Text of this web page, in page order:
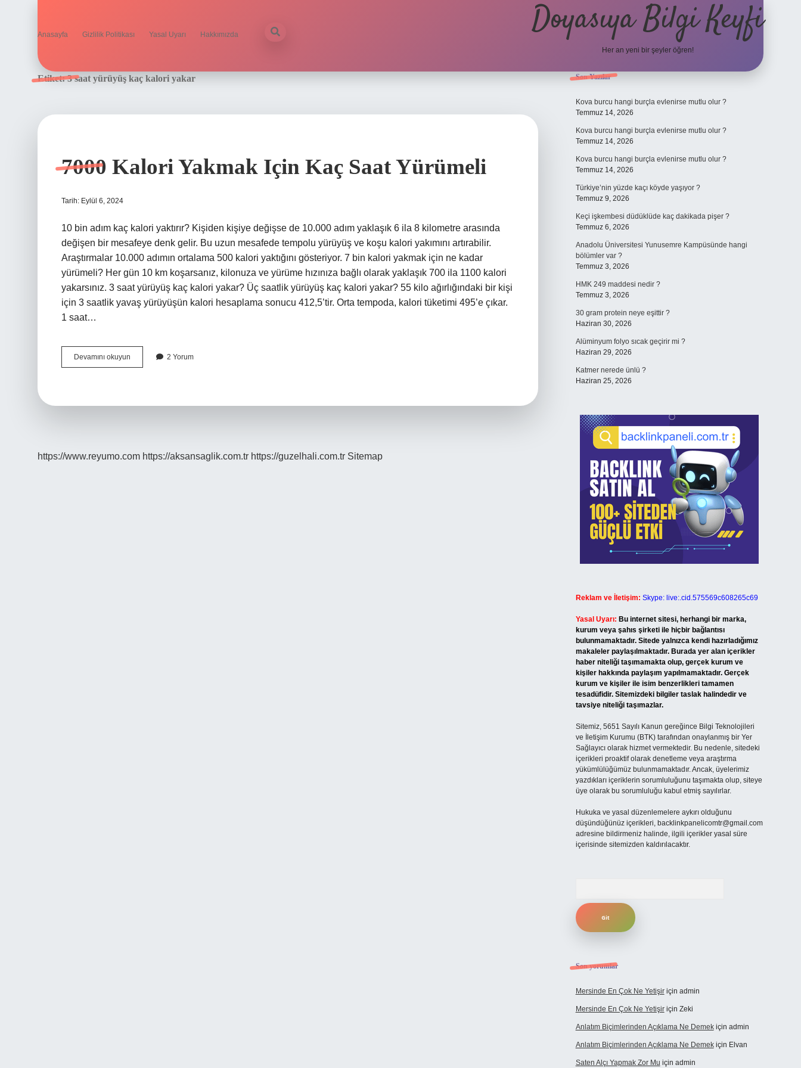
Anasayfa Gizlilik Politikası Yasal Uyarı Hakkımızda Doyasıya Bilgi Keyfi
Her an yeni bir şeyler öğren!
Etiket:3 saat yürüyüş kaç kalori yakar
7000 Kalori Yakmak Için Kaç Saat Yürümeli
Tarih: Eylül 6, 2024
10 bin adım kaç kalori yaktırır? Kişiden kişiye değişse de 10.000 adım yaklaşık 6 ila 8 kilometre arasında
değişen bir mesafeye denk gelir. Bu uzun mesafede tempolu yürüyüş ve koşu kalori yakımını artırabilir.
Araştırmalar 10.000 adımın ortalama 500 kalori yaktığını gösteriyor. 7 bin kalori yakmak için ne kadar
yürümeli? Her gün 10 km koşarsanız, kilonuza ve yürüme hızınıza bağlı olarak yaklaşık 700 ila 1100 kalori
yakarsınız. 3 saat yürüyüş kaç kalori yakar? Üç saatlik yürüyüş kaç kalori yakar? 55 kilo ağırlığındaki bir kişi
için 3 saatlik yavaş yürüyüşün kalori hesaplama sonucu 412,5’tir. Orta tempoda, kalori tüketimi 495’e çıkar.
1 saat…
Devamını okuyun
Kalori
2 Yorum
https://www.reyumo.com https://aksansaglik.com.tr https://guzelhali.com.tr Sitemap
Sidebar
Son Yazılar
Kova burcu hangi burçla evlenirse mutlu olur ?
Temmuz 14, 2026
Kova burcu hangi burçla evlenirse mutlu olur ?
Temmuz 14, 2026
Kova burcu hangi burçla evlenirse mutlu olur ?
Temmuz 14, 2026
Türkiye’nin yüzde kaçı köyde yaşıyor ?
Temmuz 9, 2026
Keçi işkembesi düdüklüde kaç dakikada pişer ?
Temmuz 6, 2026
Anadolu Üniversitesi Yunusemre Kampüsünde hangi
bölümler var ?
Temmuz 3, 2026
HMK 249 maddesi nedir ?
Temmuz 3, 2026
30 gram protein neye eşittir ?
Haziran 30, 2026
Alüminyum folyo sıcak geçirir mi ?
Haziran 29, 2026
Katmer nerede ünlü ?
Haziran 25, 2026
Reklam ve İletişim: Skype: live:.cid.575569c608265c69
Yasal Uyarı: Bu internet sitesi, herhangi bir marka,
kurum veya şahıs şirketi ile hiçbir bağlantısı
bulunmamaktadır. Sitede yalnızca kendi hazırladığımız
makaleler paylaşılmaktadır. Burada yer alan içerikler
haber niteliği taşımamakta olup, gerçek kurum ve
kişiler hakkında paylaşım yapılmamaktadır. Gerçek
kurum ve kişiler ile isim benzerlikleri tamamen
tesadüfidir. Sitemizdeki bilgiler taslak halindedir ve
tavsiye niteliği taşımazlar.
Sitemiz, 5651 Sayılı Kanun gereğince Bilgi Teknolojileri
ve İletişim Kurumu (BTK) tarafından onaylanmış bir Yer
Sağlayıcı olarak hizmet vermektedir. Bu nedenle, sitedeki
içerikleri proaktif olarak denetleme veya araştırma
yükümlülüğümüz bulunmamaktadır. Ancak, üyelerimiz
yazdıkları içeriklerin sorumluluğunu taşımakta olup, siteye
üye olarak bu sorumluluğu kabul etmiş sayılırlar.
Hukuka ve yasal düzenlemelere aykırı olduğunu
düşündüğünüz içerikleri, backlinkpanelicomtr@gmail.com
adresine bildirmeniz halinde, ilgili içerikler yasal süre
içerisinde sitemizden kaldırılacaktır.
Son yorumlar
Mersinde En Çok Ne Yetişiriçin admin
Mersinde En Çok Ne Yetişiriçin Zeki
Anlatım Biçimlerinden Açıklama Ne Demekiçin admin
Anlatım Biçimlerinden Açıklama Ne Demekiçin Elvan
Saten Alçı Yapmak Zor Mu için admin